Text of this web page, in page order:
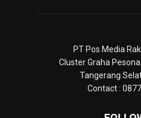
PT Pos Media
Cluster Graha
Tangerang
Contact :